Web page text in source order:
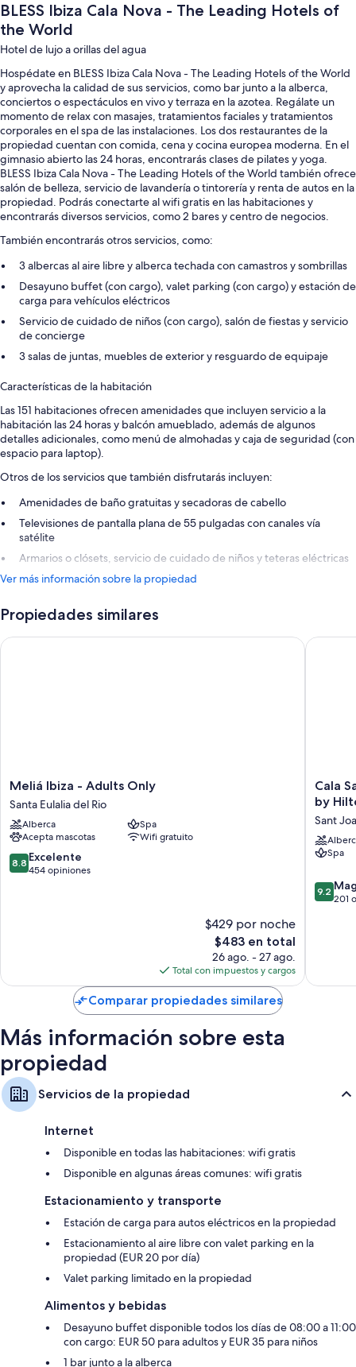
BLESS Ibiza Cala Nova - The Leading Hotels of
the World
Hotel de lujo a orillas del agua
Hospédate en BLESS Ibiza Cala Nova - The Leading Hotels of the World
y aprovecha la calidad de sus servicios, como bar junto a la alberca,
conciertos o espectáculos en vivo y terraza en la azotea. Regálate un
momento de relax con masajes, tratamientos faciales y tratamientos
corporales en el spa de las instalaciones. Los dos restaurantes de la
propiedad cuentan con comida, cena y cocina europea moderna. En el
gimnasio abierto las 24 horas, encontrarás clases de pilates y yoga.
BLESS Ibiza Cala Nova - The Leading Hotels of the World también ofrece
salón de belleza, servicio de lavandería o tintorería y renta de autos en la
propiedad. Podrás conectarte al wifi gratis en las habitaciones y
encontrarás diversos servicios, como 2 bares y centro de negocios.
También encontrarás otros servicios, como:
3 albercas al aire libre y alberca techada con camastros y sombrillas
Desayuno buffet (con cargo), valet parking (con cargo) y estación de
carga para vehículos eléctricos
Servicio de cuidado de niños (con cargo), salón de fiestas y servicio
de concierge
3 salas de juntas, muebles de exterior y resguardo de equipaje
Características de la habitación
Las 151 habitaciones ofrecen amenidades que incluyen servicio a la
habitación las 24 horas y balcón amueblado, además de algunos
detalles adicionales, como menú de almohadas y caja de seguridad (con
espacio para laptop).
Otros de los servicios que también disfrutarás incluyen:
Amenidades de baño gratuitas y secadoras de cabello
Televisiones de pantalla plana de 55 pulgadas con canales vía
satélite
Armarios o clósets, servicio de cuidado de niños y teteras eléctricas
Ver más información sobre la propiedad
Propiedades similares
Meliá
Ibiza
-
Adults
Only
Santa
Eulalia
Meliá Ibiza - Adults Only
Santa Eulalia del Rio
Alberca
Spa
Acepta mascotas
Wifi gratuito
8.8
de
8.8 Excelente
454 opiniones
$429 por noche
El
precio
actual
es
de
$483
$483 en total
26 ago. - 27 ago.
Total con impuestos y cargos
Meliá Ibiza - Adults Only
Cala
San
Miguel
Ibiza
Resort,
Curio
by
Hilton
Cala
by
Sant
Spa
9.2
de
9.2
201
Cala
Comparar propiedades similares
Más información sobre esta
propiedad
Servicios de la propiedad
Internet
Disponible en todas las habitaciones: wifi gratis
Disponible en algunas áreas comunes: wifi gratis
Estacionamiento y transporte
Estación de carga para autos eléctricos en la propiedad
Estacionamiento al aire libre con valet parking en la
propiedad (EUR 20 por día)
Valet parking limitado en la propiedad
Alimentos y bebidas
Desayuno buffet disponible todos los días de 08:00 a 11:00
con cargo: EUR 50 para adultos y EUR 35 para niños
1 bar junto a la alberca